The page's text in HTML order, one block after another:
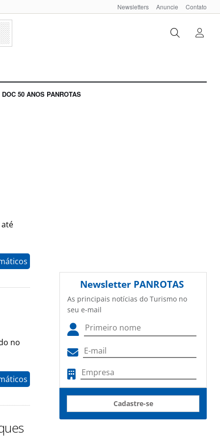
Newsletters Anuncie Contato
DOC 50 ANOS PANROTAS
no
Newsletter PANROTAS
As principais notícias do Turismo no
seu e-mail
Cadastre-se